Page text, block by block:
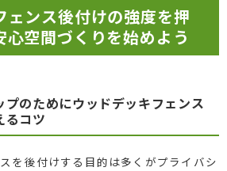
ェンス後付けの強度を押
心空間づくりを始めよう
プのためにウッドデッキフェンス
るコツ
を後付けする目的は多くがプライバシ